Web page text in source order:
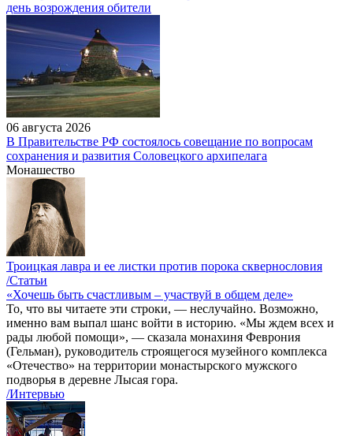
день возрождения обители
06 августа 2026
В Правительстве РФ состоялось совещание по вопросам
сохранения и развития Соловецкого архипелага
Монашество
Троицкая лавра и ее листки против порока сквернословия
/Статьи
«Хочешь быть счастливым – участвуй в общем деле»
То, что вы читаете эти строки, — неслучайно. Возможно,
именно вам выпал шанс войти в историю. «Мы ждем всех и
рады любой помощи», — сказала монахиня Феврония
(Гельман), руководитель строящегося музейного комплекса
«Отечество» на территории монастырского мужского
подворья в деревне Лысая гора.
/Интервью